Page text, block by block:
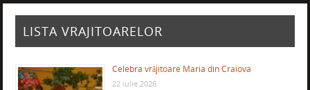
LISTA VRAJITOARELOR
Celebra vrăjitoare Maria din Craiova
22 iulie 2026